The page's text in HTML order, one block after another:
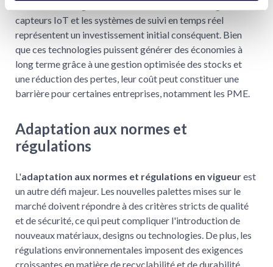
capteurs IoT et les systèmes de suivi en temps réel
représentent un investissement initial conséquent. Bien
que ces technologies puissent générer des économies à
long terme grâce à une gestion optimisée des stocks et
une réduction des pertes, leur coût peut constituer une
barrière pour certaines entreprises, notamment les PME.
Adaptation aux normes et
régulations
L'adaptation aux normes et régulations en vigueurest
un autre défi majeur. Les nouvelles palettes mises sur le
marché doivent répondre à des critères stricts de qualité
et de sécurité, ce qui peut compliquer l'introduction de
nouveaux matériaux, designs ou technologies. De plus, les
régulations environnementales imposent des exigences
croissantes en matière de recyclabilité et de durabilité,